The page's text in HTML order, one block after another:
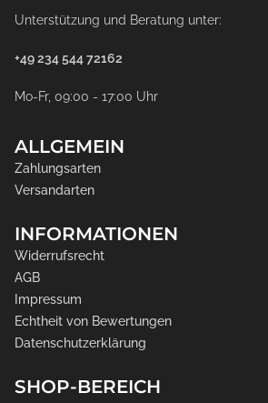
Unterstützung und Beratung unter:
+49 234 544 72162
Mo-Fr, 09:00 - 17:00 Uhr
ALLGEMEIN
Zahlungsarten
Versandarten
INFORMATIONEN
Widerrufsrecht
AGB
Impressum
Echtheit von Bewertungen
Datenschutzerklärung
SHOP-BEREICH